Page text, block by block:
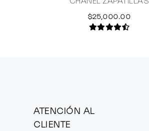
$25,000.00
ATENCIÓN AL
CLIENTE